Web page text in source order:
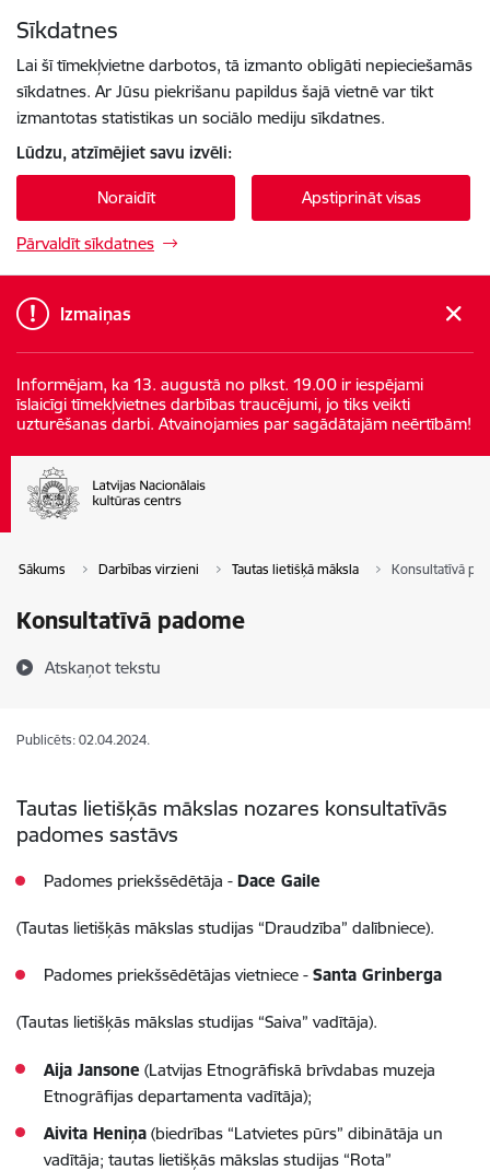
Sīkdatnes
Lai šī tīmekļvietne darbotos, tā izmanto obligāti nepieciešamās
sīkdatnes. Ar Jūsu piekrišanu papildus šajā vietnē var tikt
izmantotas statistikas un sociālo mediju sīkdatnes.
Lūdzu, atzīmējiet savu izvēli:
Noraidīt Apstiprināt visas
Pārvaldīt sīkdatnes
Izmaiņas
Informējam, ka 13. augustā no plkst. 19.00 ir iespējami
īslaicīgi tīmekļvietnes darbības traucējumi, jo tiks veikti
uzturēšanas darbi. Atvainojamies par sagādātajām neērtībām!
Sākums Darbības virzieni Tautas lietišķā māksla Konsultatīvā
Konsultatīvā padome
Atskaņot tekstu
Publicēts: 02.04.2024.
Tautas lietišķās mākslas nozares konsultatīvās
padomes sastāvs
Padomes priekšsēdētāja - Dace Gaile
(Tautas lietišķās mākslas studijas “Draudzība” dalībniece).
Padomes priekšsēdētājas vietniece - Santa Grinberga
(Tautas lietišķās mākslas studijas “Saiva” vadītāja).
Aija Jansone (Latvijas Etnogrāfiskā brīvdabas muzeja
Etnogrāfijas departamenta vadītāja);
Aivita Heniņa (biedrības “Latvietes pūrs” dibinātāja un
vadītāja; tautas lietišķās mākslas studijas “Rota”